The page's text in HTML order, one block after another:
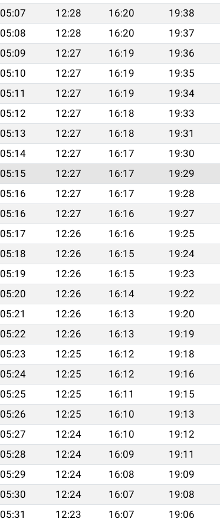
05:07 12:28 16:20 19:38
05:08 12:28 16:20 19:37
05:09 12:27 16:19 19:36
05:10 12:27 16:19 19:35
05:11 12:27 16:19 19:34
05:12 12:27 16:18 19:33
05:13 12:27 16:18 19:31
05:14 12:27 16:17 19:30
05:15 12:27 16:17 19:29
05:16 12:27 16:17 19:28
05:16 12:27 16:16 19:27
05:17 12:26 16:16 19:25
05:18 12:26 16:15 19:24
05:19 12:26 16:15 19:23
05:20 12:26 16:14 19:22
05:21 12:26 16:13 19:20
05:22 12:26 16:13 19:19
05:23 12:25 16:12 19:18
05:24 12:25 16:12 19:16
05:25 12:25 16:11 19:15
05:26 12:25 16:10 19:13
05:27 12:24 16:10 19:12
05:28 12:24 16:09 19:11
05:29 12:24 16:08 19:09
05:30 12:24 16:07 19:08
05:31 12:23 16:07 19:06